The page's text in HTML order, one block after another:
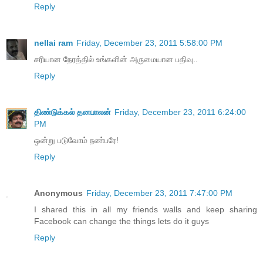
Reply
nellai ram Friday, December 23, 2011 5:58:00 PM
சரியான நேரத்தில் உங்களின் அருமையான பதிவு..
Reply
திண்டுக்கல் தனபாலன் Friday, December 23, 2011 6:24:00
PM
ஒன்று படுவோம் நண்பரே!
Reply
Anonymous Friday, December 23, 2011 7:47:00 PM
I shared this in all my friends walls and keep sharing
Facebook can change the things lets do it guys
Reply